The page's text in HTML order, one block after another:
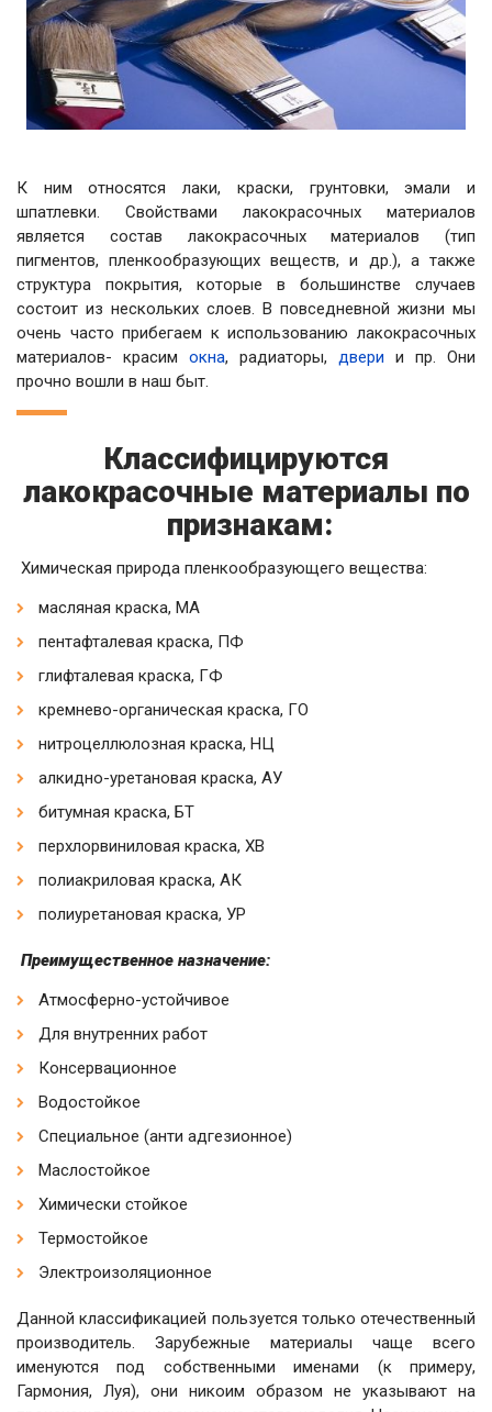
К ним относятся лаки, краски, грунтовки, эмали и
шпатлевки. Свойствами лакокрасочных материалов
является состав лакокрасочных материалов (тип
пигментов, пленкообразующих веществ, и др.), а также
структура покрытия, которые в большинстве случаев
состоит из нескольких слоев. В повседневной жизни мы
очень часто прибегаем к использованию лакокрасочных
материалов- красим окна, радиаторы, двери и пр. Они
прочно вошли в наш быт.
Классифицируются
лакокрасочные материалы по
признакам:
Химическая природа пленкообразующего вещества:
масляная краска, МА
пентафталевая краска, ПФ
глифталевая краска, ГФ
кремнево-органическая краска, ГО
нитроцеллюлозная краска, НЦ
алкидно-уретановая краска, АУ
битумная краска, БТ
перхлорвиниловая краска, ХВ
полиакриловая краска, АК
полиуретановая краска, УР
Преимущественное назначение:
Атмосферно-устойчивое
Для внутренних работ
Консервационное
Водостойкое
Специальное (анти адгезионное)
Маслостойкое
Химически стойкое
Термостойкое
Электроизоляционное
Данной классификацией пользуется только отечественный
производитель. Зарубежные материалы чаще всего
именуются под собственными именами (к примеру,
Гармония, Луя), они никоим образом не указывают на